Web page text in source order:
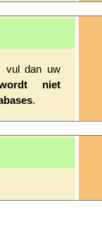
vul dan uw
niet
.